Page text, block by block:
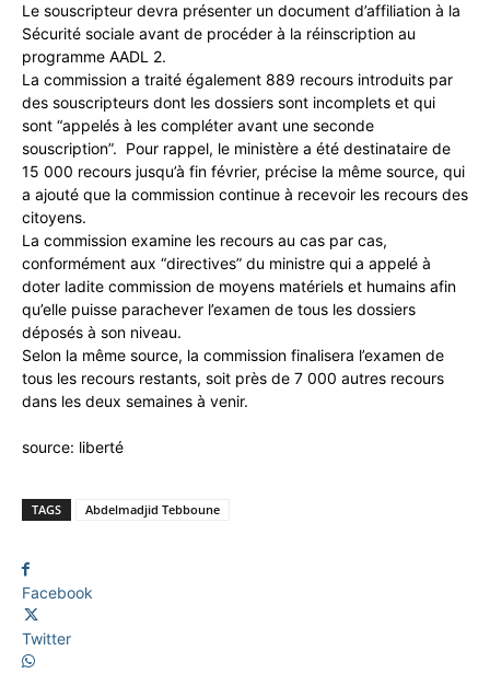
Le souscripteur devra présenter un document d’affiliation à la
Sécurité sociale avant de procéder à la réinscription au
programme AADL 2.
La commission a traité également 889 recours introduits par
des souscripteurs dont les dossiers sont incomplets et qui
sont “appelés à les compléter avant une seconde
souscription”. Pour rappel, le ministère a été destinataire de
15 000 recours jusqu’à fin février, précise la même source, qui
a ajouté que la commission continue à recevoir les recours des
citoyens.
La commission examine les recours au cas par cas,
conformément aux “directives” du ministre qui a appelé à
doter ladite commission de moyens matériels et humains afin
qu’elle puisse parachever l’examen de tous les dossiers
déposés à son niveau.
Selon la même source, la commission finalisera l’examen de
tous les recours restants, soit près de 7 000 autres recours
dans les deux semaines à venir.
source: liberté
TAGS Abdelmadjid Tebboune
Facebook
Twitter